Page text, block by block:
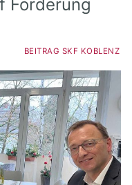
Förderung
BEITRAG SKF KOBLENZ